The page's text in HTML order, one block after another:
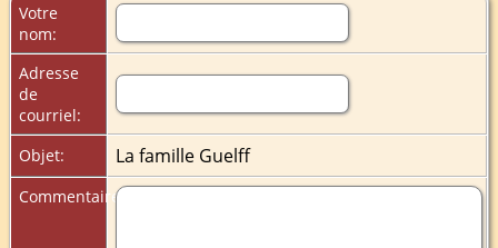
Votre
nom:
Adresse
de
courriel:
Objet:
La famille Guelff
Commentaires: